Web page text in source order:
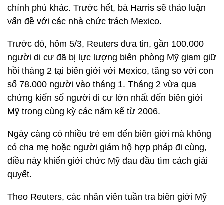
chính phủ khác. Trước hết, bà Harris sẽ thảo luận
vấn đề với các nhà chức trách Mexico.
Trước đó, hôm 5/3, Reuters đưa tin, gần 100.000
người di cư đã bị lực lượng biên phòng Mỹ giam giữ
hồi tháng 2 tại biên giới với Mexico, tăng so với con
số 78.000 người vào tháng 1. Tháng 2 vừa qua
chứng kiến số người di cư lớn nhất đến biên giới
Mỹ trong cùng kỳ các năm kể từ 2006.
Ngày càng có nhiều trẻ em đến biên giới mà không
có cha mẹ hoặc người giám hộ hợp pháp đi cùng,
điều này khiến giới chức Mỹ đau đầu tìm cách giải
quyết.
Theo Reuters, các nhân viên tuần tra biên giới Mỹ